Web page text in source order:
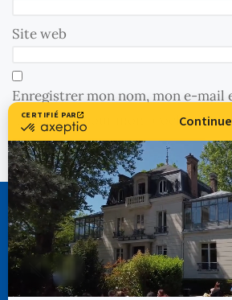
Site web
Enregistrer mon nom, mon e-mail
navigateur pour mon prochain
CASSIOPÉE FORMATION
info@cassiopee-formation.com